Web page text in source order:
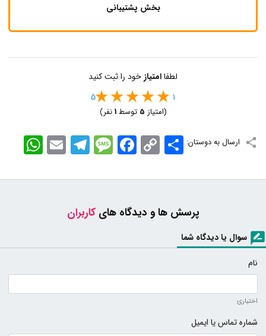
بخش پشتیبانی
لطفاامتیاز خود را ثبت کنید
1
5
(امتیاز 5 توسط1نفر)
ارسال به دوستان: WhatsApp EmailTelegramMessageFacebook Copy
Link
اشتراک
پرسش ها و دیدگاه هایکاربران
سوال یا دیدگاه شما
نام
اختیاری
شماره تماس یا ایمیل